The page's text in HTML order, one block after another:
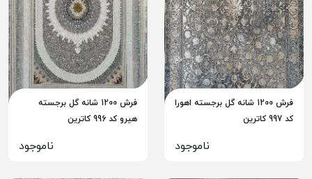
فرش 1200 شانه گل برجسته اهورا
کد 997 کاترین
ناموجود
فرش 1200 شانه گل برجسته
هیرو کد 996 کاترین
ناموجود